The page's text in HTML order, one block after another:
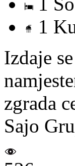
1
Izdaje
zgrada
Sajo